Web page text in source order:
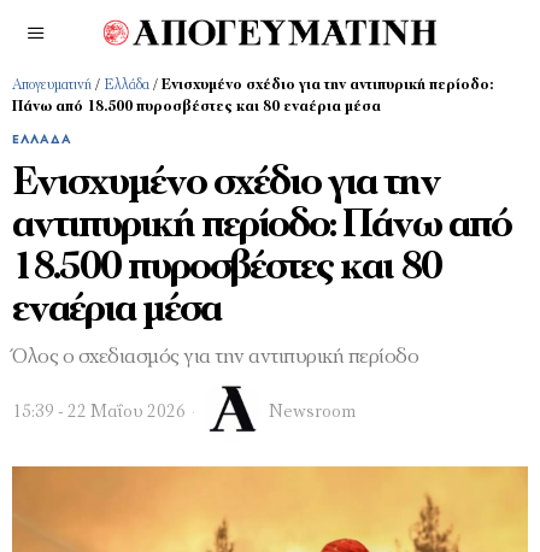
Απογευματινή / Ελλάδα / Ενισχυμένο σχέδιο για την αντιπυρική περίοδο:
Πάνω από 18.500 πυροσβέστες και 80 εναέρια μέσα
ΕΛΛΆΔΑ
Ενισχυμένο σχέδιο για την
αντιπυρική περίοδο: Πάνω από
18.500 πυροσβέστες και 80
εναέρια μέσα
Όλος ο σχεδιασμός για την αντιπυρική περίοδο
15:39 - 22 Μαΐου 2026 Newsroom